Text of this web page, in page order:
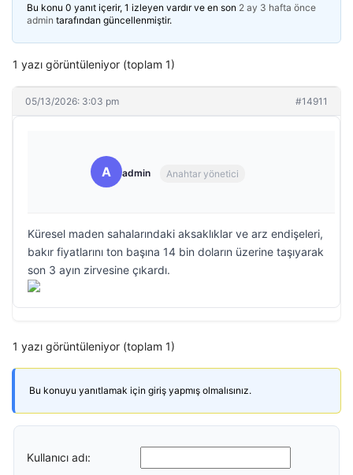
Bu konu 0 yanıt içerir, 1 izleyen vardır ve en son 2 ay 3 hafta önce
admin tarafından güncellenmiştir.
1 yazı görüntüleniyor (toplam 1)
05/13/2026: 3:03 pm #14911
A admin Anahtar yönetici
Küresel maden sahalarındaki aksaklıklar ve arz endişeleri,
bakır fiyatlarını ton başına 14 bin doların üzerine taşıyarak
son 3 ayın zirvesine çıkardı.
1 yazı görüntüleniyor (toplam 1)
Bu konuyu yanıtlamak için giriş yapmış olmalısınız.
Kullanıcı adı: